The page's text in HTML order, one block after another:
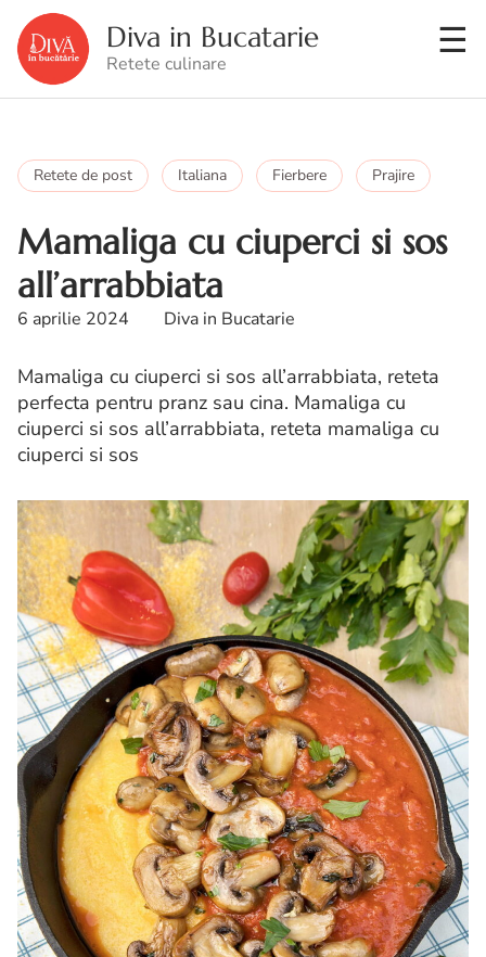
Diva in Bucatarie
Retete culinare
Retete de post Italiana Fierbere Prajire
Mamaliga cu ciuperci si sos
all’arrabbiata
6 aprilie 2024 Diva in Bucatarie
Mamaliga cu ciuperci si sos all’arrabbiata, reteta
perfecta pentru pranz sau cina. Mamaliga cu
ciuperci si sos all’arrabbiata, reteta mamaliga cu
ciuperci si sos